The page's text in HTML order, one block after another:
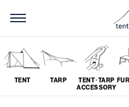
TENT
TARP
TENT･TARP
ACCESSORY